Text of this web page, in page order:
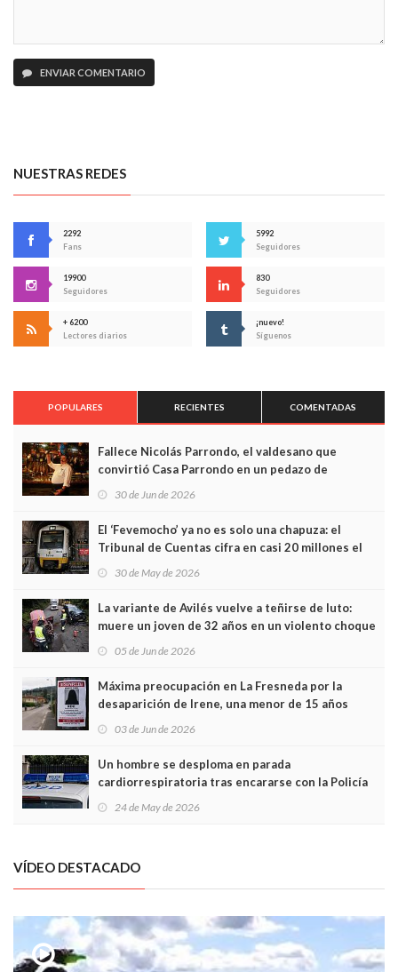
ENVIAR COMENTARIO
NUESTRAS REDES
2292
Fans
5992
Seguidores
19900
Seguidores
830
Seguidores
+ 6200
Lectores diarios
¡nuevo!
Síguenos
POPULARES RECIENTES COMENTADAS
Fallece Nicolás Parrondo, el valdesano que
convirtió Casa Parrondo en un pedazo de
Asturias en Madrid
30 de Jun de 2026
El ‘Fevemocho’ ya no es solo una chapuza: el
Tribunal de Cuentas cifra en casi 20 millones el
sobrecoste de los trenes que no cabían por los
30 de May de 2026
La variante de Avilés vuelve a teñirse de luto:
muere un joven de 32 años en un violento choque
frontal
05 de Jun de 2026
Máxima preocupación en La Fresneda por la
desaparición de Irene, una menor de 15 años
03 de Jun de 2026
Un hombre se desploma en parada
cardiorrespiratoria tras encararse con la Policía
Local en Luanco
24 de May de 2026
VÍDEO DESTACADO